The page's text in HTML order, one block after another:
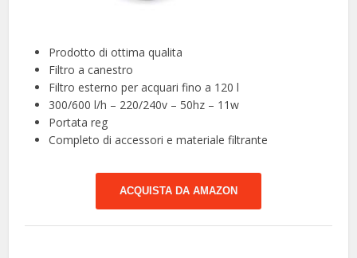
Prodotto di ottima qualita
Filtro a canestro
Filtro esterno per acquari fino a 120 l
300/600 l/h – 220/240v – 50hz – 11w
Portata reg
Completo di accessori e materiale filtrante
ACQUISTA DA AMAZON